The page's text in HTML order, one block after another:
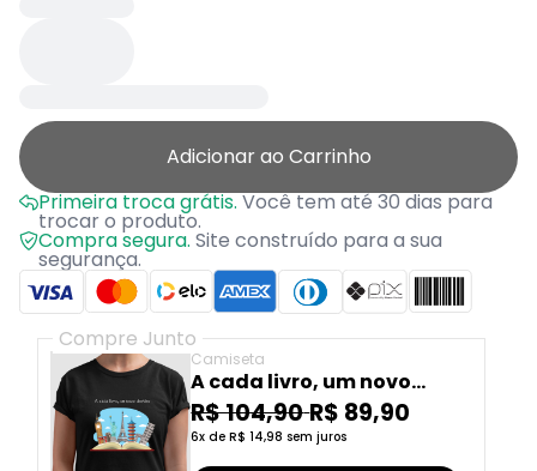
Adicionar ao Carrinho
Primeira troca grátis.Você tem até 30 dias para
trocar o produto.
Compra segura. Site construído para a sua
segurança.
Compre Junto
Camiseta
A cada livro, um novo
destino
R$ 104,90R$ 89,90
6x de R$ 14,98 sem juros